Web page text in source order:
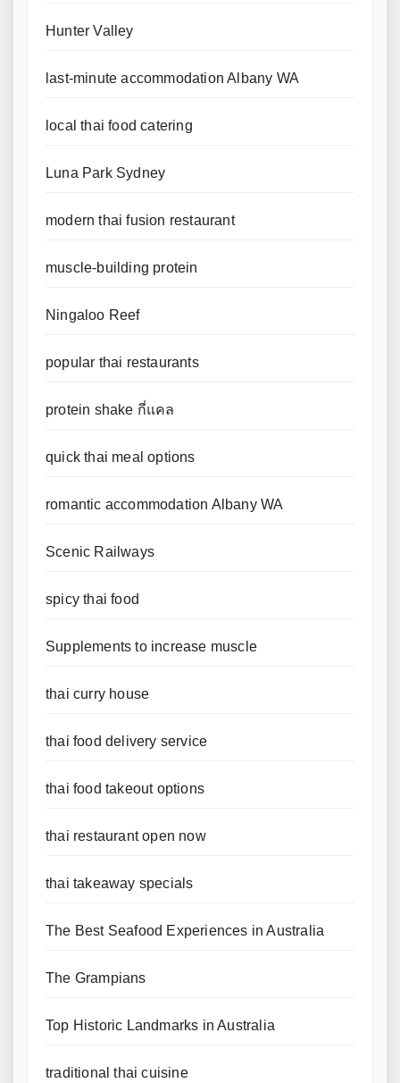
Hunter Valley
last-minute accommodation Albany WA
local thai food catering
Luna Park Sydney
modern thai fusion restaurant
muscle-building protein
Ningaloo Reef
popular thai restaurants
protein shake กี่แคล
quick thai meal options
romantic accommodation Albany WA
Scenic Railways
spicy thai food
Supplements to increase muscle
thai curry house
thai food delivery service
thai food takeout options
thai restaurant open now
thai takeaway specials
The Best Seafood Experiences in Australia
The Grampians
Top Historic Landmarks in Australia
traditional thai cuisine